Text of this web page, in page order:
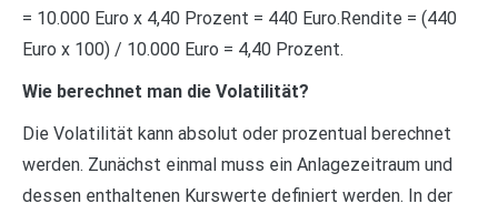
= 10.000 Euro x 4,40 Prozent = 440 Euro.Rendite = (440
Euro x 100) / 10.000 Euro = 4,40 Prozent.
Wie berechnet man die Volatilität?
Die Volatilität kann absolut oder prozentual berechnet
werden. Zunächst einmal muss ein Anlagezeitraum und
dessen enthaltenen Kurswerte definiert werden. In der